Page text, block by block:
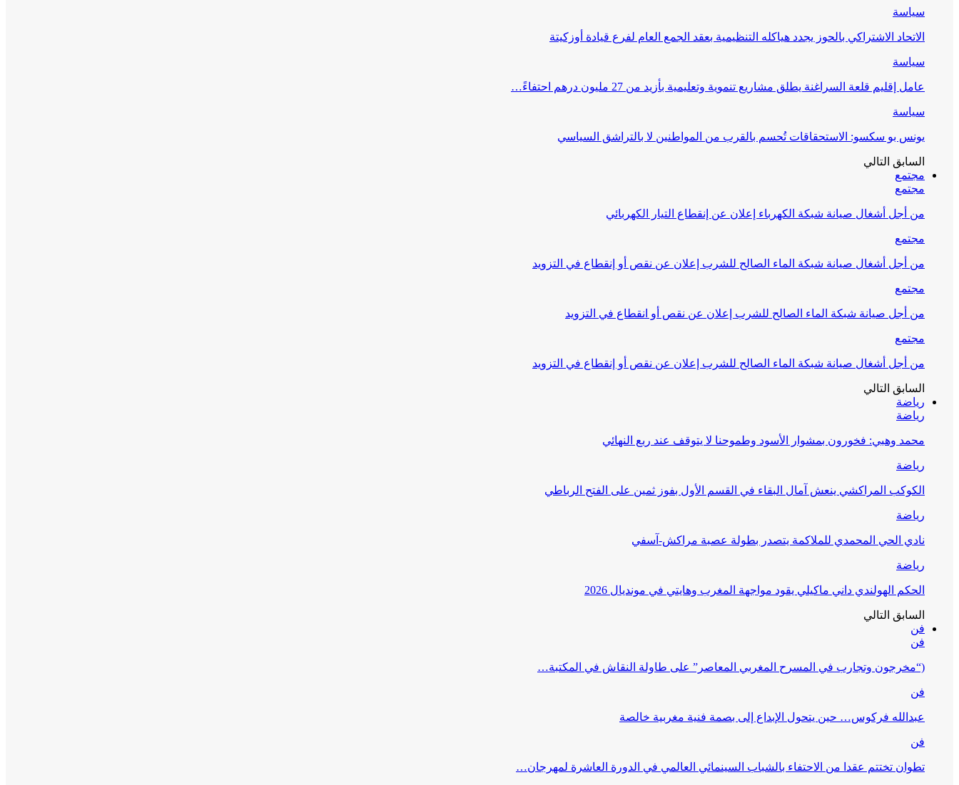
سياسة
الاتحاد الاشتراكي بالحوز يجدد هياكله التنظيمية بعقد الجمع العام لفرع قيادة أوزكيتة
سياسة
عامل إقليم قلعة السراغنة يطلق مشاريع تنموية وتعليمية بأزيد من 27 مليون درهم احتفاءً…
سياسة
يونس بو سكسو: الاستحقاقات تُحسم بالقرب من المواطنين لا بالتراشق السياسي
السابق التالي
مجتمع
مجتمع
من أجل أشغال صيانة شبكة الكهرباء إعلان عن إنقطاع التيار الكهربائي
مجتمع
من أجل أشغال صيانة شبكة الماء الصالح للشرب إعلان عن نقص أو إنقطاع في التزويد
مجتمع
من أجل صيانة شبكة الماء الصالح للشرب إعلان عن نقص أو انقطاع في التزويد
مجتمع
من أجل أشغال صيانة شبكة الماء الصالح للشرب إعلان عن نقص أو إنقطاع في التزويد
السابق التالي
رياضة
رياضة
محمد وهبي: فخورون بمشوار الأسود وطموحنا لا يتوقف عند ربع النهائي
رياضة
الكوكب المراكشي ينعش آمال البقاء في القسم الأول بفوز ثمين على الفتح الرباطي
رياضة
نادي الحي المحمدي للملاكمة يتصدر بطولة عصبة مراكش-آسفي
رياضة
الحكم الهولندي داني ماكيلي يقود مواجهة المغرب وهايتي في مونديال 2026
السابق التالي
فن
فن
(“مخرجون وتجارب في المسرح المغربي المعاصر” على طاولة النقاش في المكتبة…
فن
عبدالله فركوس… حين يتحول الإبداع إلى بصمة فنية مغربية خالصة
فن
تطوان تختتم عقدا من الاحتفاء بالشباب السينمائي العالمي في الدورة العاشرة لمهرجان…